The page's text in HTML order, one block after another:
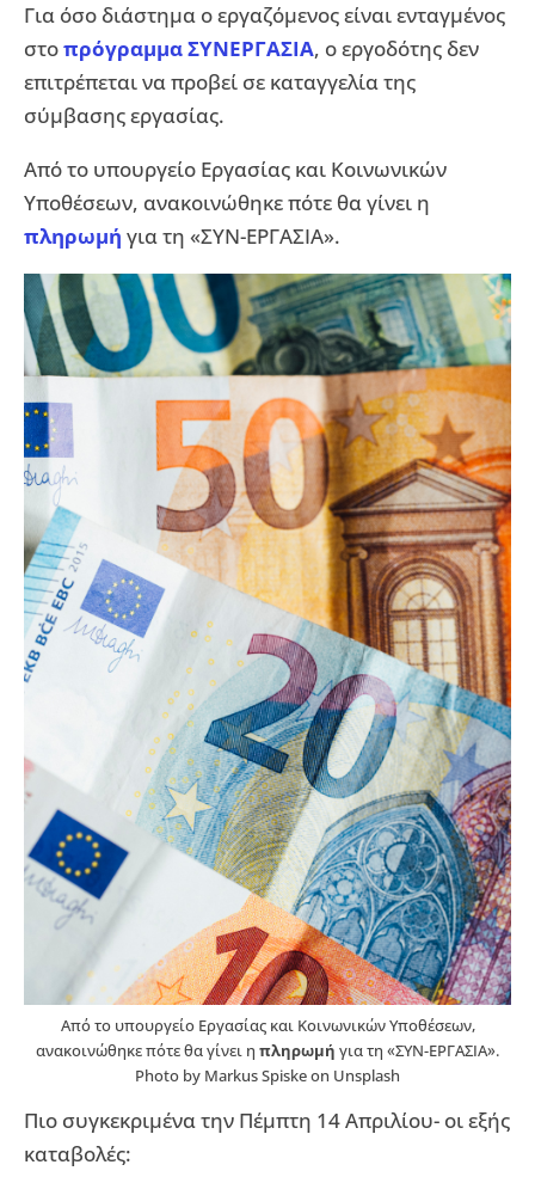
Για όσο διάστημα ο εργαζόμενος είναι ενταγμένος
στοπρόγραμμα ΣΥΝΕΡΓΑΣΙΑ, ο εργοδότης δεν
επιτρέπεται να προβεί σε καταγγελία της
σύμβασης εργασίας.
Από το υπουργείο Εργασίας και Κοινωνικών
Υποθέσεων, ανακοινώθηκε πότε θα γίνει η
πληρωμή για τη «ΣΥΝ-ΕΡΓΑΣΙΑ».
Από το υπουργείο Εργασίας και Κοινωνικών Υποθέσεων,
ανακοινώθηκε πότε θα γίνει η πληρωμή για τη «ΣΥΝ-ΕΡΓΑΣΙΑ».
Photo by Markus Spiske on Unsplash
Πιο συγκεκριμένα την Πέμπτη 14 Απριλίου- οι εξής
καταβολές: